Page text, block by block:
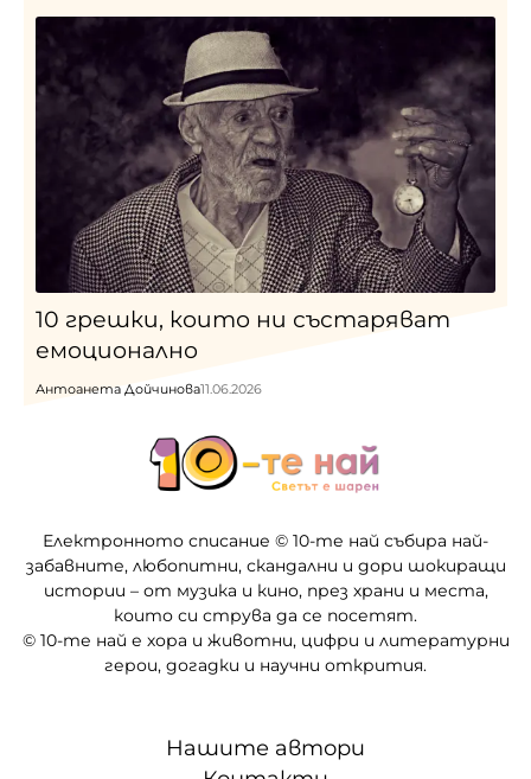
10 грешки, които ни състаряват
емоционално
Антоанета Дойчинова11.06.2026
Електронното списание © 10-те най събира най-
забавните, любопитни, скандални и дори шокиращи
истории – от музика и кино, през храни и места,
които си струва да се посетят.
© 10-те най е хора и животни, цифри и литературни
герои, догадки и научни открития.
Нашите автори